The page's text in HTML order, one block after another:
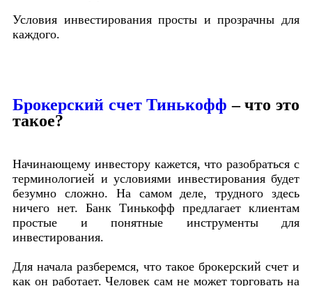
Условия инвестирования просты и прозрачны для
каждого.
Брокерский счет Тинькофф – что это
такое?
Начинающему инвестору кажется, что разобраться с
терминологией и условиями инвестирования будет
безумно сложно. На самом деле, трудного здесь
ничего нет. Банк Тинькофф предлагает клиентам
простые и понятные инструменты для
инвестирования.
Для начала разберемся, что такое брокерский счет и
как он работает. Человек сам не может торговать на